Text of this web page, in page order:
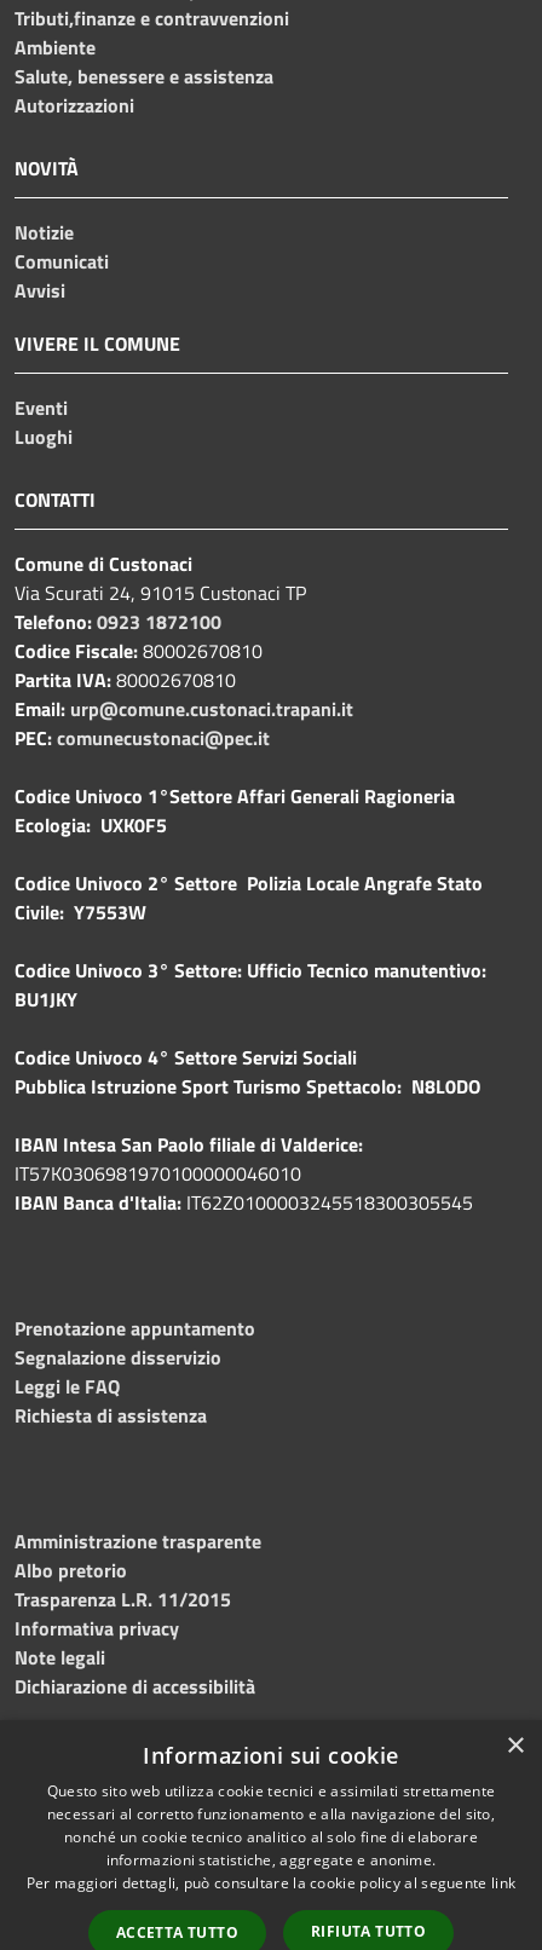
Tributi,finanze e contravvenzioni
Ambiente
Salute, benessere e assistenza
Autorizzazioni
NOVITÀ
Notizie
Comunicati
Avvisi
VIVERE IL COMUNE
Eventi
Luoghi
CONTATTI
Comune di Custonaci
Via Scurati 24, 91015 Custonaci TP
Telefono:0923 1872100
Codice Fiscale:80002670810
Partita IVA:80002670810
Email: urp@comune.custonaci.trapani.it
PEC:comunecustonaci@pec.it
Codice Univoco 1°Settore Affari Generali Ragioneria
Ecologia: UXK0F5
Codice Univoco 2° Settore Polizia Locale Angrafe Stato
Civile: Y7553W
Codice Univoco 3° Settore: Ufficio Tecnico manutentivo:
BU1JKY
Codice Univoco 4° Settore Servizi Sociali
Pubblica Istruzione Sport Turismo Spettacolo: N8L0DO
IBAN Intesa San Paolo filiale di Valderice:
IT57K0306981970100000046010
IBAN Banca d'Italia: IT62Z0100003245518300305545
Prenotazione appuntamento
Segnalazione disservizio
Leggi le FAQ
Richiesta di assistenza
Amministrazione trasparente
Albo pretorio
Trasparenza L.R. 11/2015
Informativa privacy
Note legali
Dichiarazione di accessibilità
RSS
Accessibilità
Cookie
Mappa del sito
Copyright © 2026 • Comune di
Custonaci • Powered by
Municipium•Accesso
redazione
×
Informazioni sui cookie
Questo sito web utilizza cookie tecnici e assimilati strettamente
necessari al corretto funzionamento e alla navigazione del sito,
nonché un cookie tecnico analitico al solo fine di elaborare
informazioni statistiche, aggregate e anonime.
Per maggiori dettagli, può consultare la cookie policy al seguente link
ACCETTA TUTTO RIFIUTA TUTTO